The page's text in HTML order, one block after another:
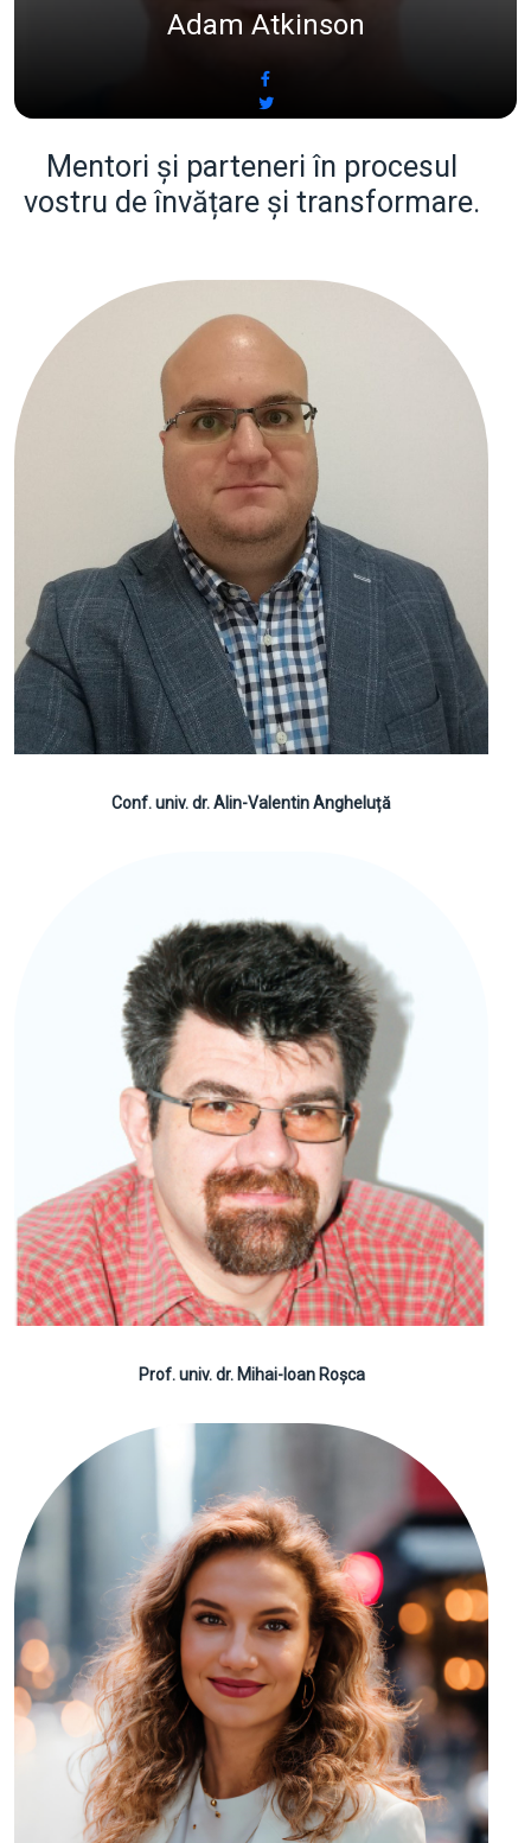
Adam Atkinson
Mentori și parteneri în procesul
vostru de învățare și transformare.
Conf. univ. dr. Alin-Valentin Angheluță
Prof. univ. dr. Mihai-Ioan Roșca